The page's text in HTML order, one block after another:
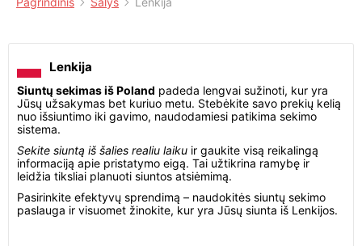
Lenkija
Siuntų sekimas iš Poland padeda lengvai sužinoti, kur yra
Jūsų užsakymas bet kuriuo metu. Stebėkite savo prekių kelią
nuo išsiuntimo iki gavimo, naudodamiesi patikima sekimo
sistema.
Sekite siuntą iš šalies realiu laiku ir gaukite visą reikalingą
informaciją apie pristatymo eigą. Tai užtikrina ramybę ir
leidžia tiksliai planuoti siuntos atsiėmimą.
Pasirinkite efektyvų sprendimą – naudokitės siuntų sekimo
paslauga ir visuomet žinokite, kur yra Jūsų siunta iš Lenkijos.